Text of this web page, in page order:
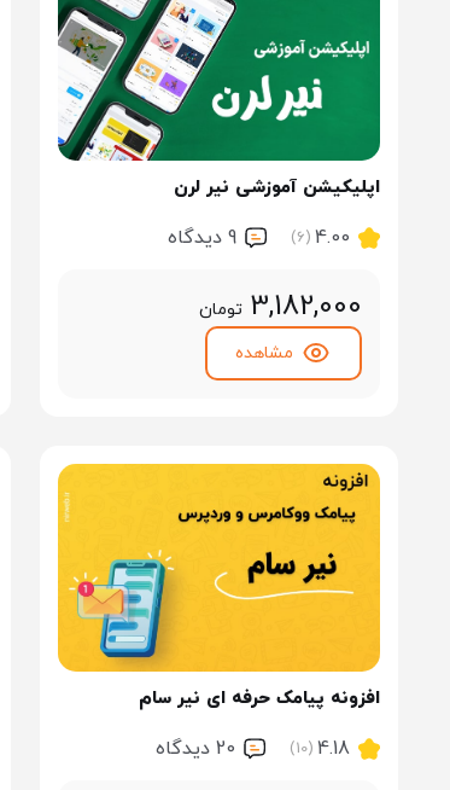
اپلیکیشن آموزشی نیر لرن
4.00
(6) 9 ديدگاه
3,182,000 تومان
مشاهده
افزونه پیامک حرفه ای نیر سام
4.18
(10) 20 ديدگاه